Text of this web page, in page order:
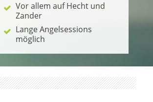
Vor allem auf Hecht und
Zander
Lange Angelsessions
möglich